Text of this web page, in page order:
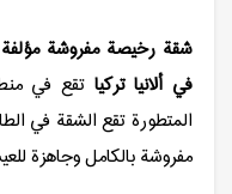
شقة رخيصة مفروشة
في ألانيا تركيا تقع في
مفروشة بالكامل وجاهزة